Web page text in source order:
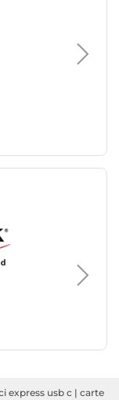
Carte
express usb c | carte